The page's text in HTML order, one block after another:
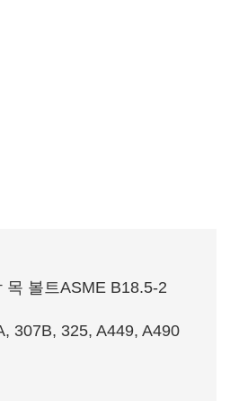
목 볼트ASME B18.5-2
307B, 325, A449, A490